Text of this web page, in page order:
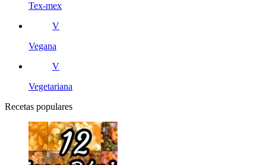
Tex-mex
V
Vegana
V
Vegetariana
Recetas populares